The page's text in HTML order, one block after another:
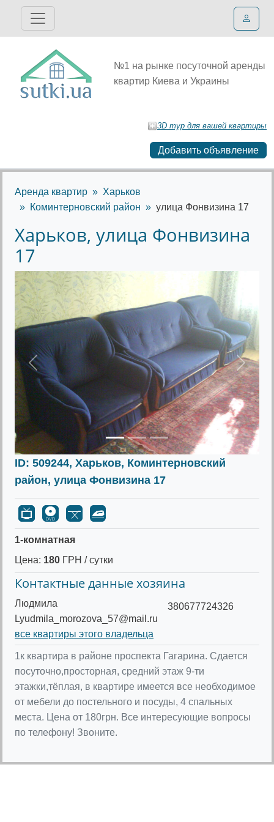
№1 на рынке посуточной аренды
квартир Киева и Украины
3D тур для вашей квартиры
Добавить объявление
Аренда квартир
Харьков
Коминтерновский район
улица Фонвизина 17
Харьков, улица Фонвизина
17
Предыдущее
ID: 509244, Харьков, Коминтерновский
район, улица Фонвизина 17
1-комнатная
Цена: 180 ГРН / сутки
Контактные данные хозяина
Людмила
Lyudmila_morozova_57@mail.ru
380677724326
все квартиры этого владельца
1к квартира в районе проспекта Гагарина. Сдается
посуточно,просторная, средний этаж 9-ти
этажки,тёплая, в квартире имеется все необходимое
от мебели до постельного и посуды, 4 спальных
места. Цена от 180грн. Все интересующие вопросы
по телефону! Звоните.